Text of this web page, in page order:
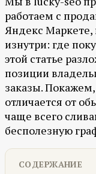
работаем с
Яндекс Маркете,
изнутри: где
этой статье
позиции
заказы. Покажем,
отличается от
чаще всего
бесполезную
СОДЕРЖАНИЕ